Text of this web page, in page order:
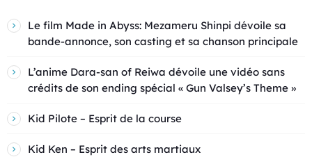
Le film Made in Abyss: Mezameru Shinpi dévoile sa
bande-annonce, son casting et sa chanson principale
L’anime Dara-san of Reiwa dévoile une vidéo sans
crédits de son ending spécial « Gun Valsey’s Theme »
Kid Pilote – Esprit de la course
Kid Ken – Esprit des arts martiaux